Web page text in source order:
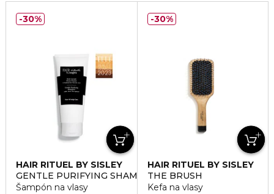
HAIR RITUEL BY SISLEY
GENTLE PURIFYING SHAMPOO
Šampón na vlasy
30%
HAIR RITUEL BY SISLEY
THE BRUSH
Kefa na vlasy
30%